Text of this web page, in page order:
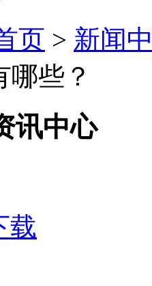
页 > 新闻
些？
讯中心
载